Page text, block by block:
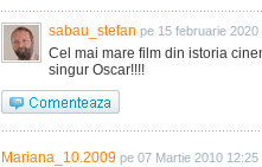
sabau_stefan pe 15 februarie 2020
Cel mai mare film din istoria
singur Oscar!!!!
Mariana_10.2009 pe 07 Martie 2010 12:25